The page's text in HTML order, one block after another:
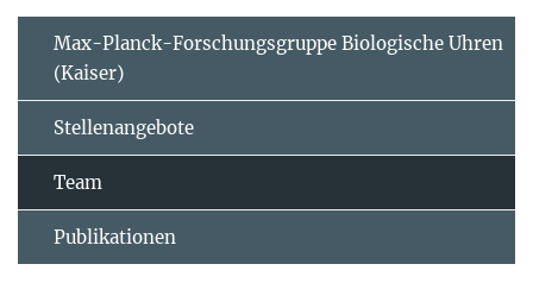
Max-Planck-Forschungsgruppe Biologische Uhren
(Kaiser)
Stellenangebote
Team
Publikationen